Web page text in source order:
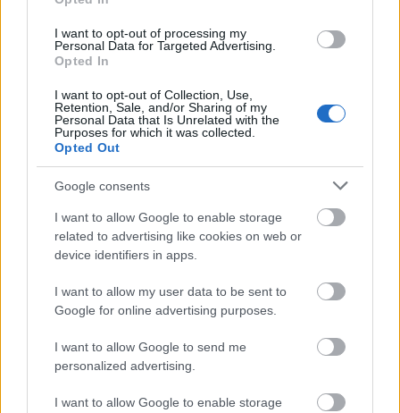
I want to opt-out of processing my
Personal Data for Targeted Advertising.
Opted In
I want to opt-out of Collection, Use,
Retention, Sale, and/or Sharing of my
Personal Data that Is Unrelated with the
Purposes for which it was collected.
Opted Out
Google consents
I want to allow Google to enable storage
related to advertising like cookies on web or
device identifiers in apps.
I want to allow my user data to be sent to
Google for online advertising purposes.
I want to allow Google to send me
personalized advertising.
I want to allow Google to enable storage
E-mail cím
Feliratkozom a hírlevélre és elfogadom az
szabályzatot!
LEGFRISSEBB
Országos hírek
Nem az üres, hanem az okosan működő
épület energiatakarékos
Országos hírek
Megérkezett az eső a Duna vízgyűjtőjére